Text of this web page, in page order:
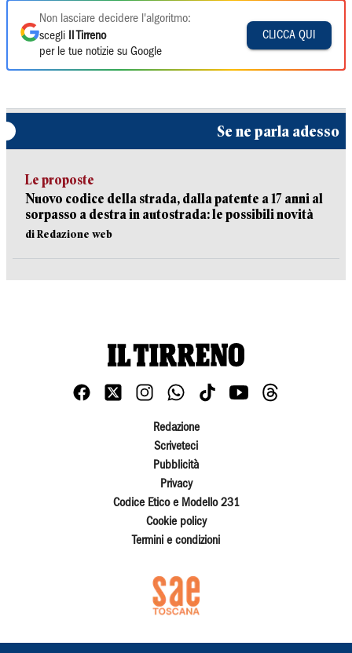
Non lasciare decidere l'algoritmo:
scegli
Il Tirreno
per le tue notizie su Google
CLICCA QUI
Se ne parla adesso
Le proposte
Nuovo codice della strada, dalla patente a 17 anni al
sorpasso a destra in autostrada: le possibili novità
di Redazione web
Redazione
Scriveteci
Pubblicità
Privacy
Codice Etico e Modello 231
Cookie policy
Termini e condizioni